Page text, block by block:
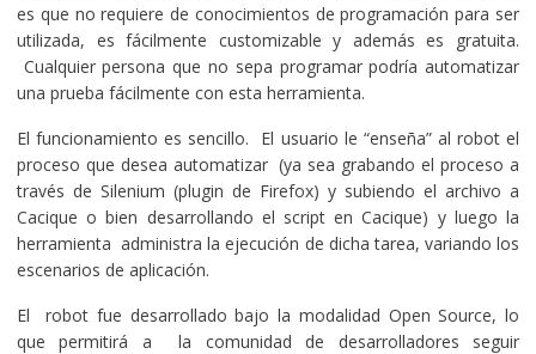
es que no requiere de conocimientos de programación para ser
utilizada, es fácilmente customizable y además es gratuita.
Cualquier persona que no sepa programar podría automatizar
una prueba fácilmente con esta herramienta.
El funcionamiento es sencillo. El usuario le “enseña” al robot el
proceso que desea automatizar (ya sea grabando el proceso a
través de Silenium (plugin de Firefox) y subiendo el archivo a
Cacique o bien desarrollando el script en Cacique) y luego la
herramienta administra la ejecución de dicha tarea, variando los
escenarios de aplicación.
El robot fue desarrollado bajo la modalidad Open Source, lo
que permitirá a la comunidad de desarrolladores seguir